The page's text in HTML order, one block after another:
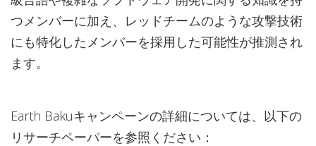
つメンバーに加え、レッドチームのような攻撃技術
にも特化したメンバーを採用した可能性が推測され
ます。
Earth Bakuキャンペーンの詳細については、以下の
リサーチペーパーを参照ください：